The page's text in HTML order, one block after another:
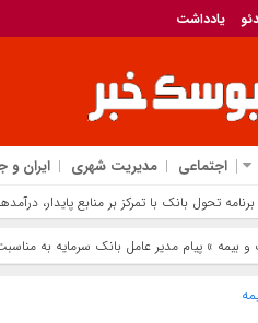
یادداشت
اجتماعی مدیریت شهری ایران و
تحول بانک با تمرکز بر منابع پایدار،
و بیمه » پیام مدیر عامل بانک سرمایه به